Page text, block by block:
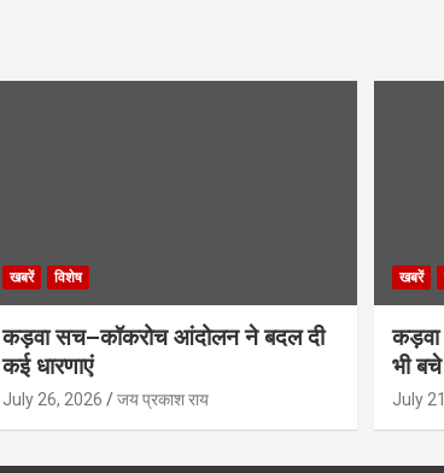
खबरें विशेष
कड़वा सच–कॉकरोच आंदोलन ने बदल दी
कई धारणाएं
July 26, 2026 जय प्रकाश राय
खबरें
कड़वा
भी बचे
July